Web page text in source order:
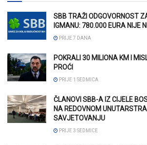
SBB TRAŽI ODGOVORNOST
IGMANU: 780.000 EURA NIJE
PRIJE 7 DANA
POKRALI 30 MILIONA KM I
PROĆI
PRIJE 1 SEDMICA
ČLANOVI SBB-A IZ CIJELE
NA REDOVNOM
SAVJETOVANJU
PRIJE 3 SEDMICE